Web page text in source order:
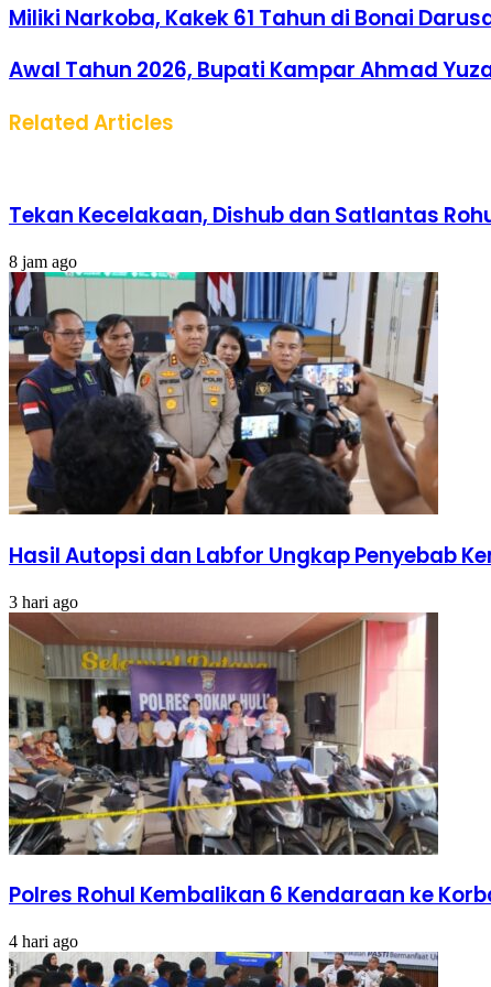
Miliki Narkoba, Kakek 61 Tahun di Bonai
Awal Tahun 2026, Bupati Kampar Ahmad
Related Articles
Tekan Kecelakaan, Dishub dan Satlantas
8 jam ago
Hasil Autopsi dan Labfor Ungkap Penyebab
3 hari ago
Polres Rohul Kembalikan 6 Kendaraan ke
4 hari ago